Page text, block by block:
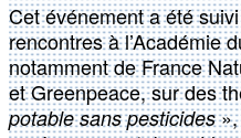
Cet événement a été
rencontres à l’Académie
notamment de France
et Greenpeace, sur des
potable sans pesticides»,